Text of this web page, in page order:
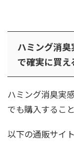
ハミング消
で確実に買
ハミング消臭実
でも購入するこ
以下の通販サイ